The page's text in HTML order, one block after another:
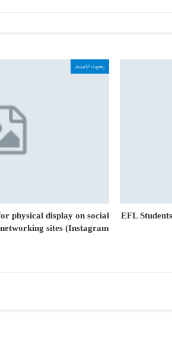
EFL
بحوث الاعداد
physical display on social
networking sites (Instagram…